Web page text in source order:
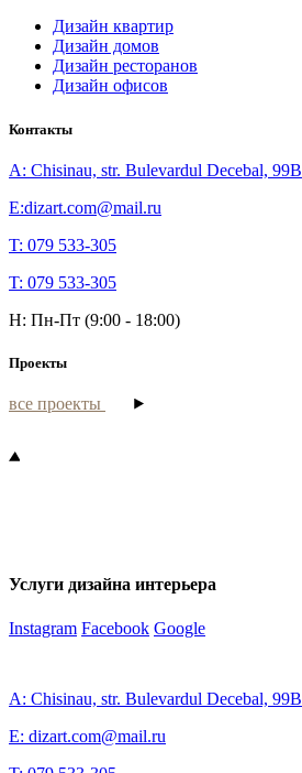
Дизайн квартир
Дизайн домов
Дизайн ресторанов
Дизайн офисов
Контакты
A: Chisinau, str. Bulevardul Decebal, 99B
E:dizart.com@mail.ru
T: 079 533-305
T: 079 533-305
H: Пн-Пт (9:00 - 18:00)
Проекты
все проекты
Услуги дизайна интерьера
Instagram Facebook Google
A: Chisinau, str. Bulevardul Decebal, 99B
E: dizart.com@mail.ru